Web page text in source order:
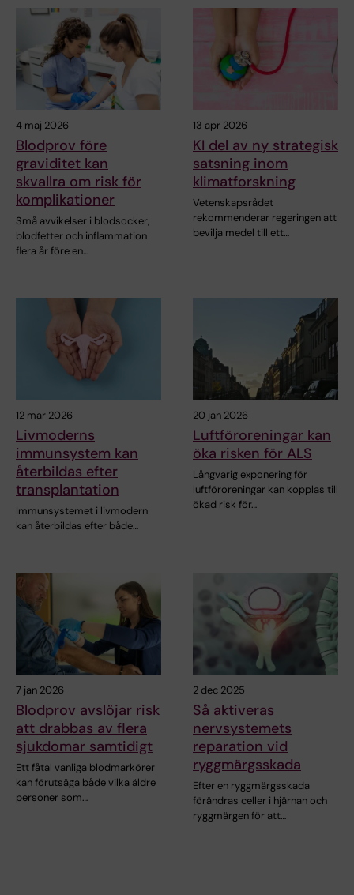
4 maj 2026
Blodprov före
graviditet kan
skvallra om risk för
komplikationer
Små avvikelser i blodsocker,
blodfetter och inflammation
flera år före en…
13 apr 2026
KI del av ny strategisk
satsning inom
klimatforskning
Vetenskapsrådet
rekommenderar regeringen att
bevilja medel till ett…
12 mar 2026
Livmoderns
immunsystem kan
återbildas efter
transplantation
Immunsystemet i livmodern
kan återbildas efter både…
20 jan 2026
Luftföroreningar kan
öka risken för ALS
Långvarig exponering för
luftföroreningar kan kopplas till
ökad risk för…
7 jan 2026
Blodprov avslöjar risk
att drabbas av flera
sjukdomar samtidigt
Ett fåtal vanliga blodmarkörer
kan förutsäga både vilka äldre
personer som…
2 dec 2025
Så aktiveras
nervsystemets
reparation vid
ryggmärgsskada
Efter en ryggmärgsskada
förändras celler i hjärnan och
ryggmärgen för att…